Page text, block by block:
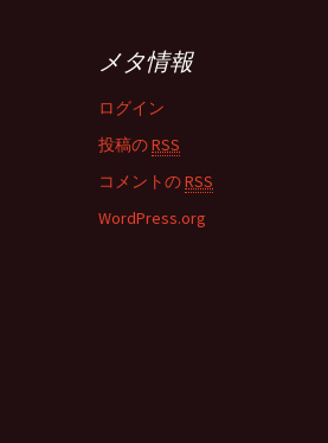
メタ情報
ログイン
投稿のRSS
コメントのRSS
WordPress.org